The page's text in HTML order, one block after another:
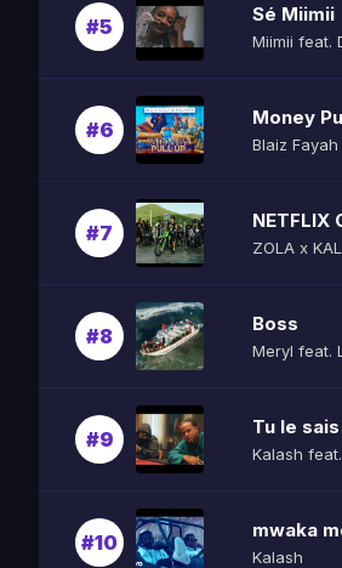
#5
Sé Miimii
Miimii feat.
#6
Money
Blaiz
#7
NETFLIX
ZOLA x
#8
Boss
Meryl feat.
#9
Tu le sais
Kalash
#10
mwaka
Kalash